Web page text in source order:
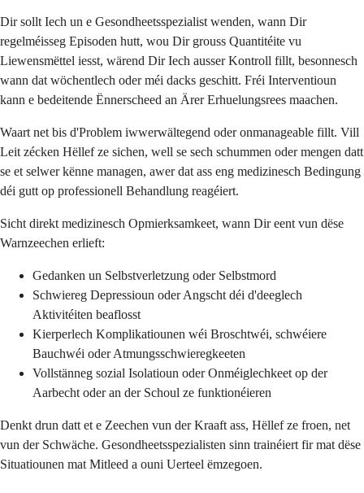
Dir sollt Iech un e Gesondheetsspezialist wenden, wann Dir
regelméisseg Episoden hutt, wou Dir grouss Quantitéite vu
Liewensmëttel iesst, wärend Dir Iech ausser Kontroll fillt, besonnesch
wann dat wöchentlech oder méi dacks geschitt. Fréi Interventioun
kann e bedeitende Ënnerscheed an Ärer Erhuelungsrees maachen.
Waart net bis d'Problem iwwerwältegend oder onmanageable fillt. Vill
Leit zécken Hëllef ze sichen, well se sech schummen oder mengen datt
se et selwer kënne managen, awer dat ass eng medizinesch Bedingung
déi gutt op professionell Behandlung reagéiert.
Sicht direkt medizinesch Opmierksamkeet, wann Dir eent vun dëse
Warnzeechen erlieft:
Gedanken un Selbstverletzung oder Selbstmord
Schwiereg Depressioun oder Angscht déi d'deeglech
Aktivitéiten beaflosst
Kierperlech Komplikatiounen wéi Broschtwéi, schwéiere
Bauchwéi oder Atmungsschwieregkeeten
Vollstänneg sozial Isolatioun oder Onméiglechkeet op der
Aarbecht oder an der Schoul ze funktionéieren
Denkt drun datt et e Zeechen vun der Kraaft ass, Hëllef ze froen, net
vun der Schwäche. Gesondheetsspezialisten sinn trainéiert fir mat dëse
Situatiounen mat Mitleed a ouni Uerteel ëmzegoen.